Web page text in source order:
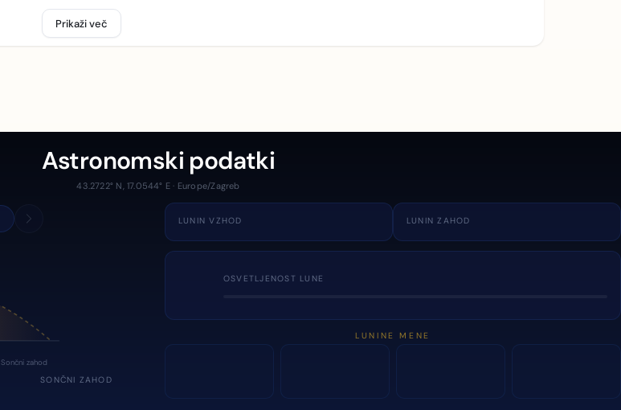
Prikaži več
Astronomski podatki
43.2722° N, 17.0544° E · Europe/Zagreb
Sončni zahod
SONČNI ZAHOD
LUNIN VZHOD LUNIN ZAHOD
OSVETLJENOST LUNE
LUNINE MENE